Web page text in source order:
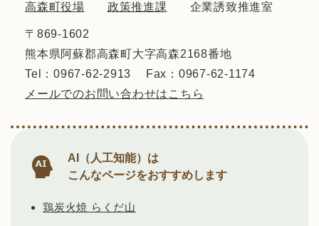
高森町役場 政策推進課 企業誘致推進室
〒869-1602
熊本県阿蘇郡高森町大字高森2168番地
Tel：0967-62-2913
Fax：0967-62-1174
メールでのお問い合わせはこちら
AI（人工知能）は
こんなページをおすすめします
鶏炭火焼 らくだ山